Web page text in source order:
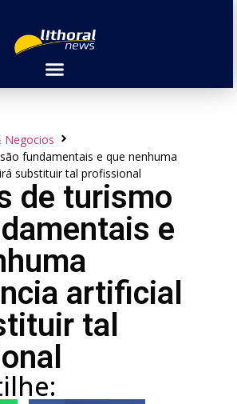
Negocios
fundamentais e que nenhuma
substituir tal profissional
de turismo
e
artificial
tal